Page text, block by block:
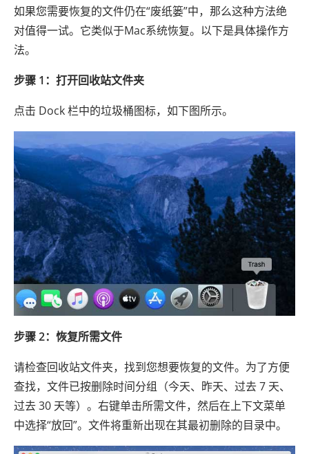
如果您需要恢复的文件仍在“废纸篓”中，那么这种方法绝
对值得一试。它类似于Mac系统恢复。以下是具体操作方
法。
步骤 1：打开回收站文件夹
点击 Dock 栏中的垃圾桶图标，如下图所示。
步骤 2：恢复所需文件
请检查回收站文件夹，找到您想要恢复的文件。为了方便
查找，文件已按删除时间分组（今天、昨天、过去 7 天、
过去 30 天等）。右键单击所需文件，然后在上下文菜单
中选择“放回”。文件将重新出现在其最初删除的目录中。